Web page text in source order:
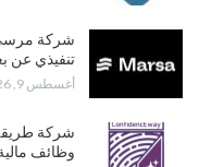
شركة
تنفيذي عن
أغسطس 9, 2026
شركة
وظائف